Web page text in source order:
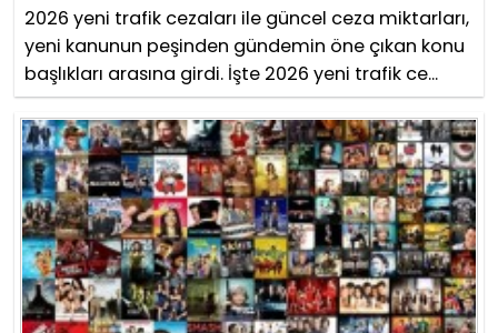
2026 yeni trafik cezaları ile güncel ceza miktarları,
yeni kanunun peşinden gündemin öne çıkan konu
başlıkları arasına girdi. İşte 2026 yeni trafik ce...